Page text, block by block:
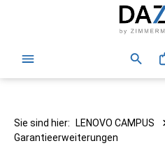
Sie sind hier: LENOVO CAMPUS
Garantieerweiterungen